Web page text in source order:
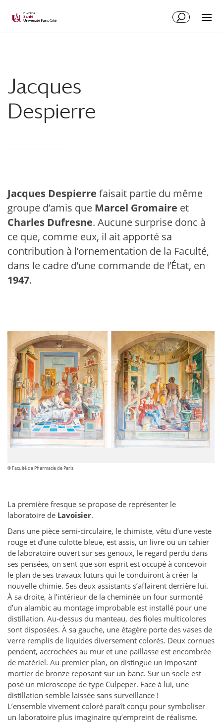
Jacques
Despierre
Jacques Despierre faisait partie du même
groupe d’amis que Marcel Gromaire et
Charles Dufresne. Aucune surprise donc à
ce que, comme eux, il ait apporté sa
contribution à l’ornementation de la Faculté,
dans le cadre d’une commande de l’État, en
1947.
© Faculté de Pharmacie de Paris
La première fresque se propose de représenter le
laboratoire de Lavoisier.
Dans une pièce semi-circulaire, le chimiste, vêtu d’une veste
rouge et d’une culotte bleue, est assis, un livre ou un cahier
de laboratoire ouvert sur ses genoux, le regard perdu dans
ses pensées, on sent que son esprit est occupé à concevoir
le plan de ses travaux futurs qui le conduiront à créer la
nouvelle chimie. Ses deux assistants s’affairent derrière lui.
À sa droite, à l’intérieur de la cheminée un four surmonté
d’un alambic au montage improbable est installé pour une
distillation. Au-dessus du manteau, des fioles multicolores
sont disposées. À sa gauche, une étagère porte des vases de
verre remplis de liquides diversement colorés. Deux cornues
pendent, accrochées au mur et une paillasse est encombrée
de matériel. Au premier plan, on distingue un imposant
mortier de bronze reposant sur un banc. Sur un socle est
posé un microscope de type Culpeper. Face à lui, une
distillation semble laissée sans surveillance !
L’ensemble vivement coloré paraît conçu pour symboliser
un laboratoire plus imaginaire qu’empreint de réalisme.